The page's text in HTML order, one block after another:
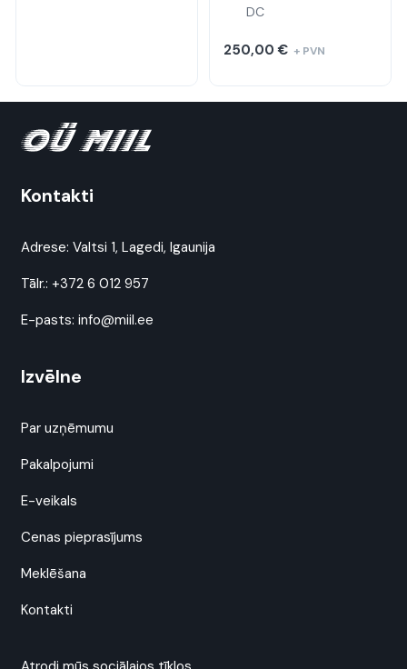
DC
250,00€ + PVN
Kontakti
Adrese: Valtsi 1, Lagedi, Igaunija
Tālr.: +372 6 012 957
E-pasts: info@miil.ee
Izvēlne
Par uzņēmumu
Pakalpojumi
E-veikals
Cenas pieprasījums
Meklēšana
Kontakti